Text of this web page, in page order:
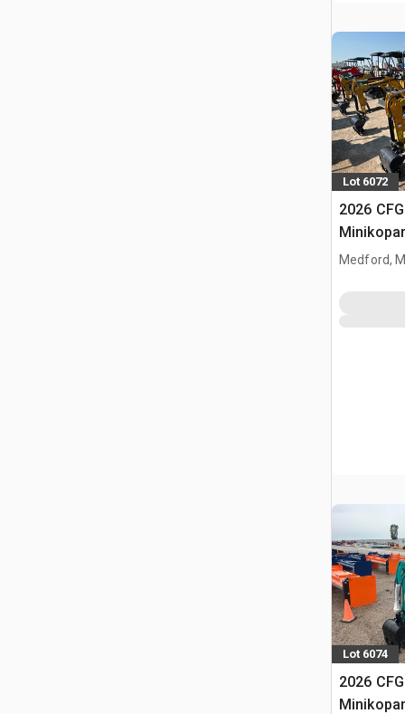
Lot 6072
2026
Medford,
Lot 6074
2026